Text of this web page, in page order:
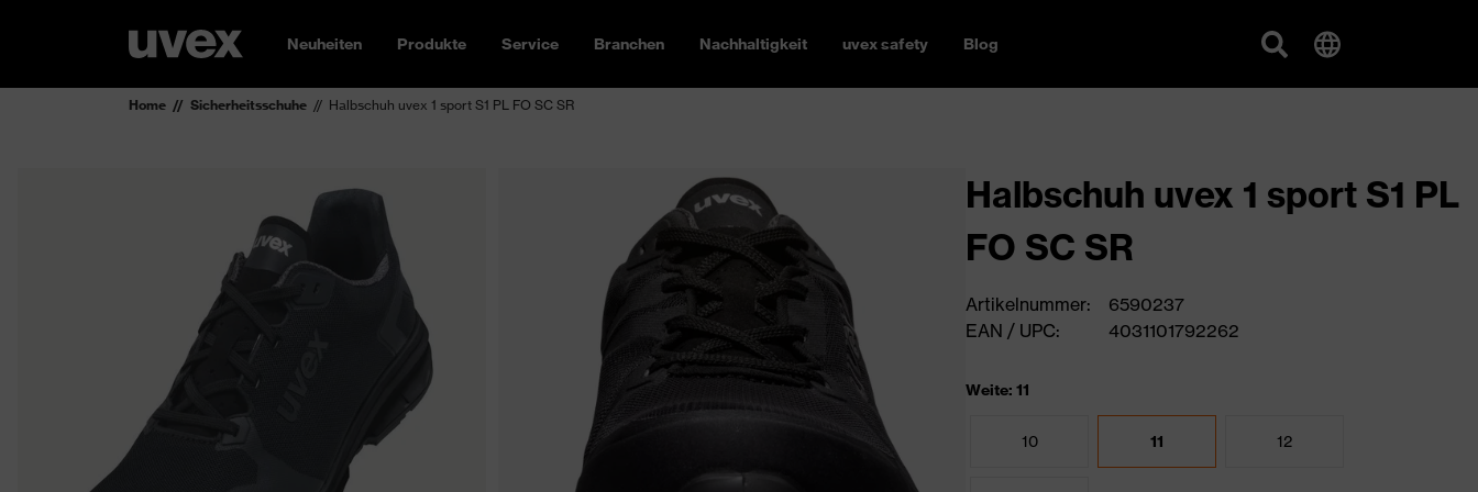
Neuheiten Produkte Service Branchen Nachhaltigkeit uvex safety Blog
Home Sicherheitsschuhe Halbschuh uvex 1 sport S1 PL FO SC SR
Halbschuh uvex 1 sport S1 PL
FO SC SR
Artikelnummer:
6590237
EAN / UPC:
4031101792262
Weite: 11
10 11 12